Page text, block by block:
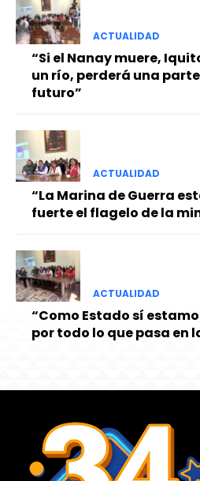
ACTUALIDAD
“Si el Nanay muere,
un río, perderá una
futuro”
ACTUALIDAD
“La Marina de Guerra
fuerte el flagelo de la
ACTUALIDAD
“Como Estado sí
por todo lo que pasa en